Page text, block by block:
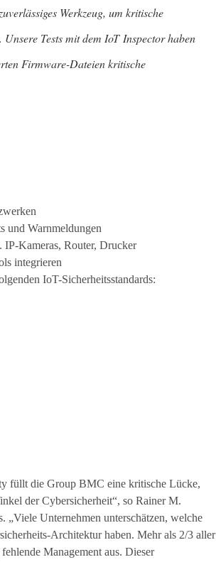
Werkzeug, um kritische
Tests mit dem IoT Inspector haben
Firmware-Dateien kritische
und Warnmeldungen
IP-Kameras, Router, Drucker
integrieren
IoT-Sicherheitsstandards:
füllt die Group BMC eine kritische Lücke,
der Cybersicherheit“, so Rainer M.
Unternehmen unterschätzen, welche
Architektur haben. Mehr als 2/3 aller
Management aus. Dieser